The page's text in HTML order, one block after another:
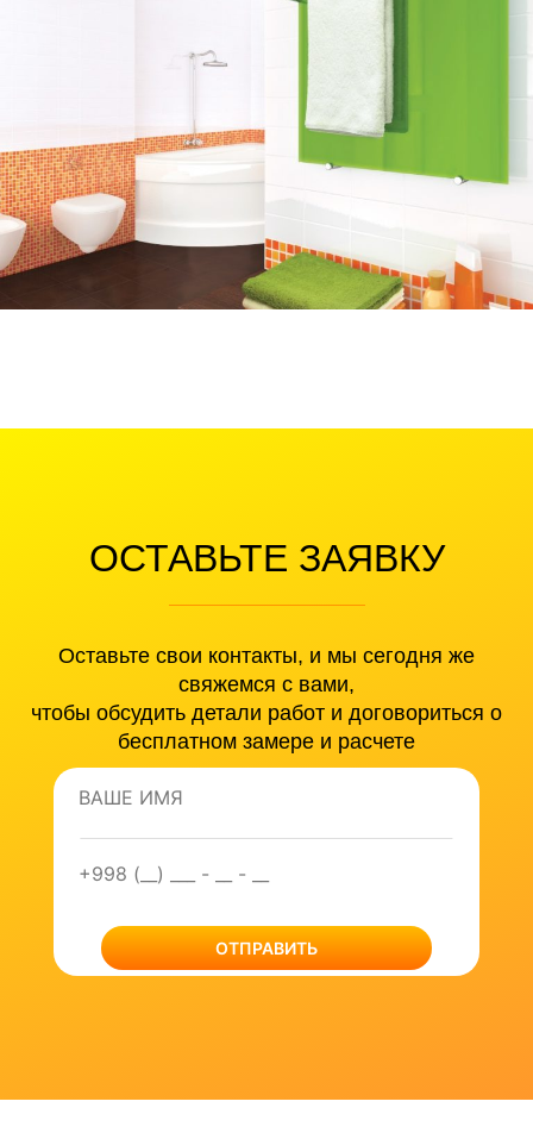
ОСТАВЬТЕ ЗАЯВКУ
Оставьте свои контакты, и мы сегодня же
свяжемся с вами,
чтобы обсудить детали работ и договориться о
бесплатном замере и расчете